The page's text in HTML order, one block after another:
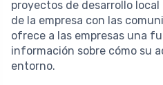
proyectos de desarrollo
de la empresa con las
ofrece a las empresas una
información sobre cómo su
entorno.